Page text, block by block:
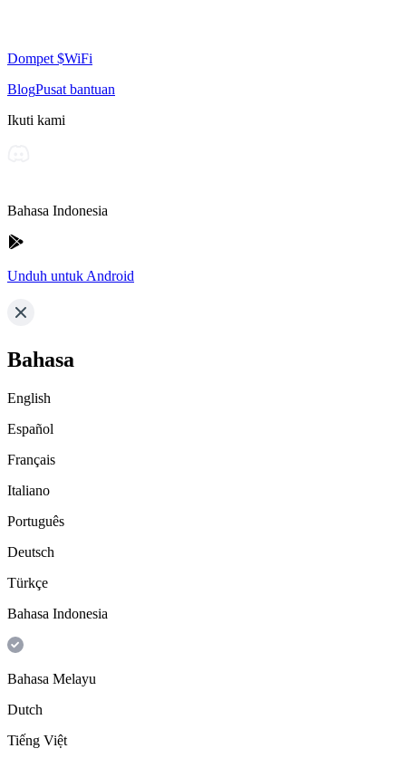
Dompet $WiFi
BlogPusat bantuan
Ikuti kami
Bahasa Indonesia
Unduh untuk Android
Bahasa
English
Español
Français
Italiano
Português
Deutsch
Türkçe
Bahasa Indonesia
Bahasa Melayu
Dutch
Tiếng Việt